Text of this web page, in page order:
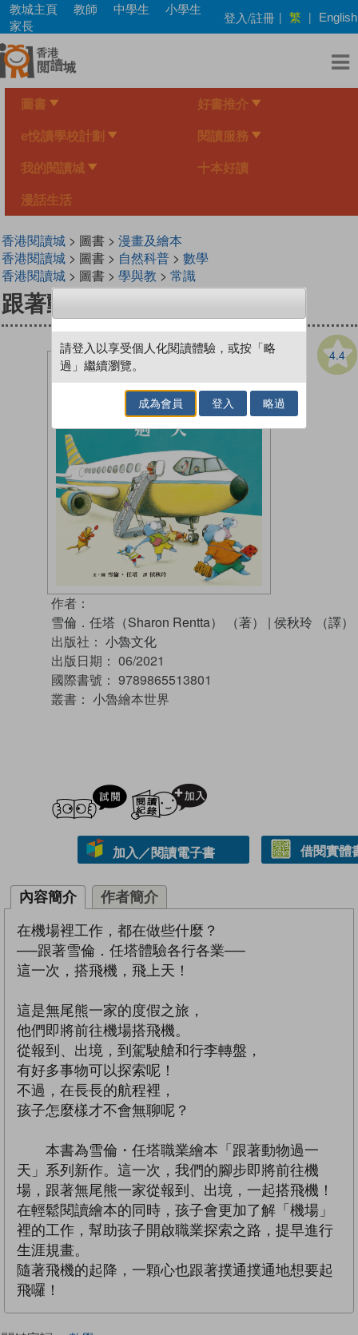
Skip
main
content
教城主頁 教師 中學生
小學生
家長
登入/註冊 | 繁 | English
圖書 好書推介
e悅讀學校計劃 閱讀服務
我的閱讀城 十本好讀
漫話生活
香港閱讀城> 圖書 > 漫畫及繪本
香港閱讀城> 圖書 > 自然科普> 數學
香港閱讀城> 圖書 > 學與教 > 常識
跟著動物搭飛機過一天
4.4
作者：
雪倫．任塔（Sharon Rentta） （著）
| 侯秋玲 （譯）
出版社： 小魯文化
出版日期： 06/2021
國際書號： 9789865513801
叢書： 小魯繪本世界
試閲
加入／閱讀電子書 借閱實體
內容簡介 作者簡介
在機場裡工作，都在做些什麼？
──跟著雪倫．任塔體驗各行各業──
這一次，搭飛機，飛上天！
這是無尾熊一家的度假之旅，
他們即將前往機場搭飛機。
從報到、出境，到駕駛艙和行李轉盤，
有好多事物可以探索呢！
不過，在長長的航程裡，
孩子怎麼樣才不會無聊呢？
本書為雪倫・任塔職業繪本「跟著動物過一
天」系列新作。這一次，我們的腳步即將前往機
場，跟著無尾熊一家從報到、出境，一起搭飛機！
在輕鬆閱讀繪本的同時，孩子會更加了解「機場」
裡的工作，幫助孩子開啟職業探索之路，提早進行
生涯規畫。
隨著飛機的起降，一顆心也跟著撲通撲通地想要起
飛囉！
請登入以享受個人化閱讀體驗，或按「略
過」繼續瀏覽。
成為會員 登入 略過